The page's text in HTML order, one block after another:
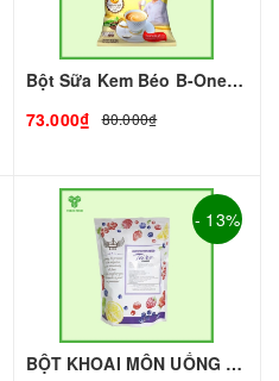
Bột Sữa Kem Béo B-One 1Kg I Nguyên Liệu Pha Chế - Tobee Food
73.000₫
80.000₫
- 13%
BỘT KHOAI MÔN UỐNG KING - 1kg - KING | Nguyên liệu pha chế - TOBEE FOOD